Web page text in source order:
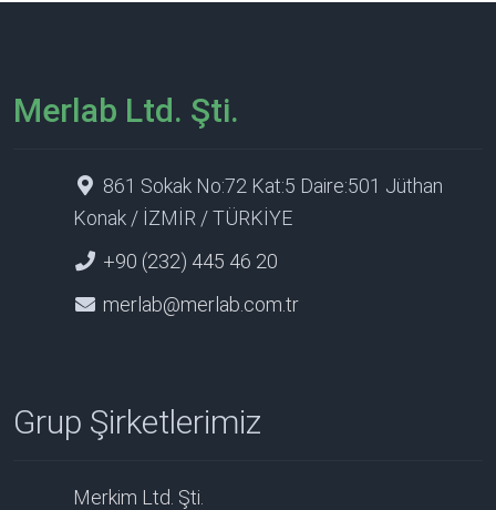
Merlab Ltd. Şti.
861 Sokak No:72 Kat:5 Daire:501 Jüthan
Konak / İZMİR / TÜRKİYE
+90 (232) 445 46 20
merlab@merlab.com.tr
Grup Şirketlerimiz
Merkim Ltd. Şti.